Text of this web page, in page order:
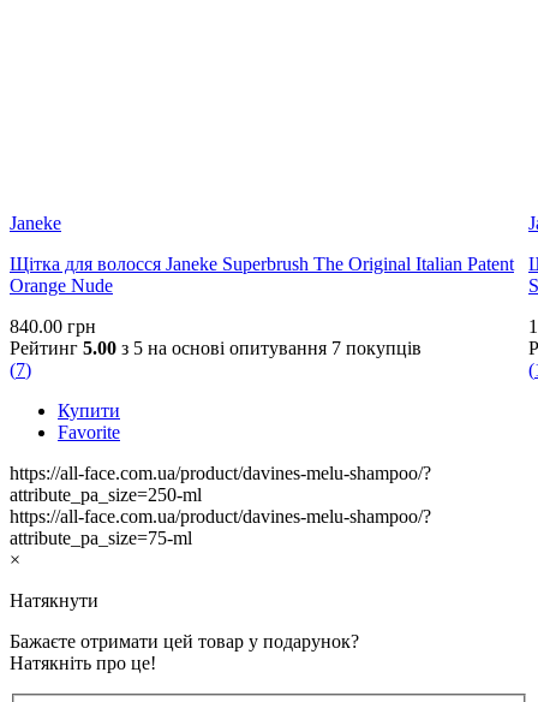
Janeke
Щітка для волосся Janeke Superbrush The Original Italian Patent
Orange Nude
840.00 грн
Рейтинг 5.00 з 5 на основі опитування 7 покупців
(7)
Купити
Favorite
(
https://all-face.com.ua/product/davines-melu-shampoo/?
attribute_pa_size=250-ml
https://all-face.com.ua/product/davines-melu-shampoo/?
attribute_pa_size=75-ml
×
Натякнути
Бажаєте отримати цей товар у подарунок?
Натякніть про це!